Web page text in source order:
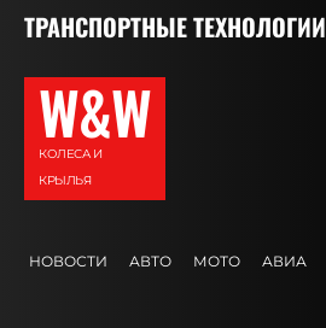
ТРАНСПОРТНЫЕ ТЕХНОЛОГИИ
W&W
КОЛЕСА И
КРЫЛЬЯ
НОВОСТИ АВТО МОТО АВИА